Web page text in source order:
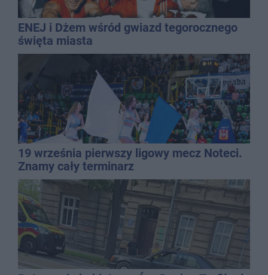
ENEJ i Dżem wśród gwiazd tegorocznego
święta miasta
19 września pierwszy ligowy mecz Noteci.
Znamy cały terminarz